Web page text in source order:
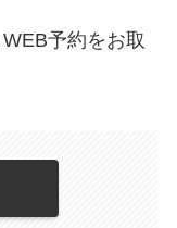
予約をお取